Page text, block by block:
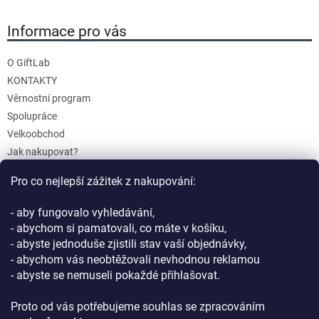
Pro co nejlepší zážitek z nakupování:
- aby fungovalo vyhledávání,
- abychom si pamatovali, co máte v košíku,
- abyste jednoduše zjistili stav vaší objednávky,
- abychom vás neobtěžovali nevhodnou reklamou
- abyste se nemuseli pokaždé přihlašovat.
Proto od vás potřebujeme souhlas se zpracováním
Informace pro vás
O GiftLab
KONTAKTY
Věrnostní program
Spolupráce
Velkoobchod
Jak nakupovat?
Reklamace a Vrácení
Podmínky ochrany osobních údajů